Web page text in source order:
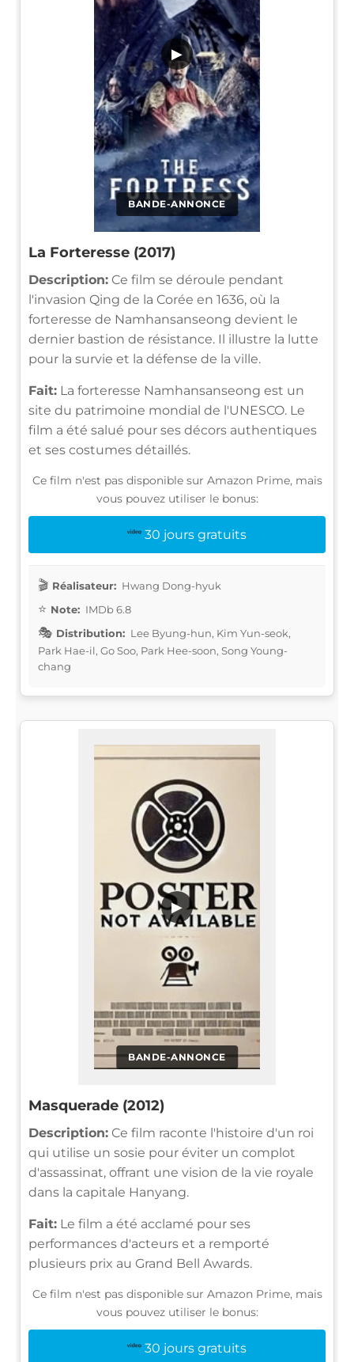
BANDE-ANNONCE
▶
La Forteresse (2017)
Description: Ce film se déroule pendant
l'invasion Qing de la Corée en 1636, où la
forteresse de Namhansanseong devient le
dernier bastion de résistance. Il illustre la lutte
pour la survie et la défense de la ville.
Fait: La forteresse Namhansanseong est un
site du patrimoine mondial de l'UNESCO. Le
film a été salué pour ses décors authentiques
et ses costumes détaillés.
Ce film n'est pas disponible sur Amazon Prime, mais
vous pouvez utiliser le bonus:
30 jours gratuits
Réalisateur: Hwang Dong-hyuk
Note: IMDb 6.8
Distribution: Lee Byung-hun, Kim Yun-seok,
Park Hae-il, Go Soo, Park Hee-soon, Song Young-
chang
BANDE-ANNONCE
▶
Masquerade (2012)
Description: Ce film raconte l'histoire d'un roi
qui utilise un sosie pour éviter un complot
d'assassinat, offrant une vision de la vie royale
dans la capitale Hanyang.
Fait: Le film a été acclamé pour ses
performances d'acteurs et a remporté
plusieurs prix au Grand Bell Awards.
Ce film n'est pas disponible sur Amazon Prime, mais
vous pouvez utiliser le bonus:
30 jours gratuits